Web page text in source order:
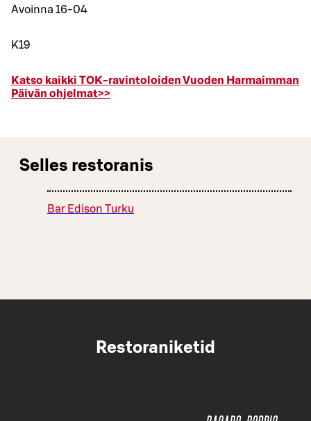
Avoinna 16-04
K19
Katso kaikki TOK-ravintoloiden Vuoden Harmaimman
Päivän ohjelmat>>
Selles restoranis
Bar Edison Turku
Restoraniketid